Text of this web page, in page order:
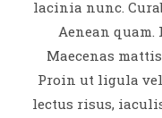
lacinia nunc.
Aenean quam.
Maecenas
Proin ut ligula
lectus risus,